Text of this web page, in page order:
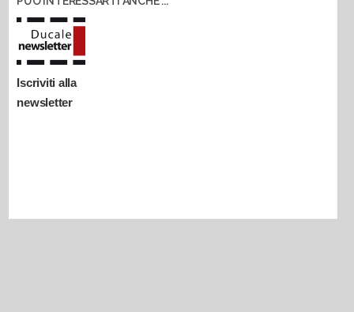
Iscriviti alla
newsletter